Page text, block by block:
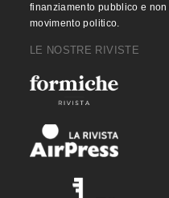
finanziamento pubblico e
movimento politico.
LE NOSTRE RIVISTE